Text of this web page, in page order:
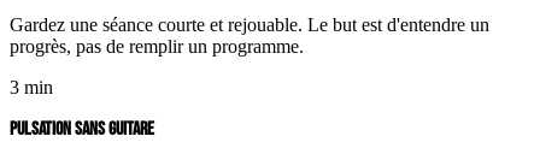
Gardez une séance courte et rejouable. Le but est d'entendre un
progrès, pas de remplir un programme.
3 min
PULSATION SANS GUITARE